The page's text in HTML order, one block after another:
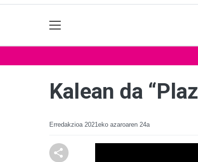
Kalean da
Erredakzioa 2021eko azaroaren 24a